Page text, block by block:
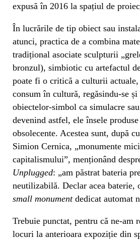
expusă în 2016 la spațiul de
În lucrările de tip obiect sau
atunci, practica de a combina
tradițional asociate sculpturii
bronzul), simbiotic cu artefactul
poate fi o critică a culturii actuale,
consum în cultură, regăsindu-se
obiectelor-simbol ca simulacre
devenind astfel, ele însele
obsolecente. Acestea sunt, după
Simion Cernica, „monumente
capitalismului”, menționând
Unplugged: „am păstrat bateria
neutilizabilă. Declar acea baterie,
small monumentdedicat automat
Trebuie punctat, pentru că ne-am
locuri la anterioara expoziție din